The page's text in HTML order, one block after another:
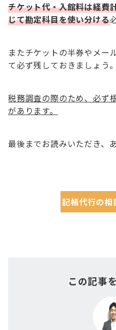
チケット代・入館料は経費
じて勘定科目を使い分ける
またチケットの半券やメー
て必ず残しておきましょう。
税務調査の際のため、必ず
があります。
最後までお読みいただき、
記帳代行の相
この記事